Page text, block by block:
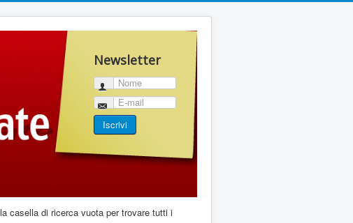
Newsletter
Nome
E-mail
Iscrivi
casella di ricerca vuota per trovare tutti i